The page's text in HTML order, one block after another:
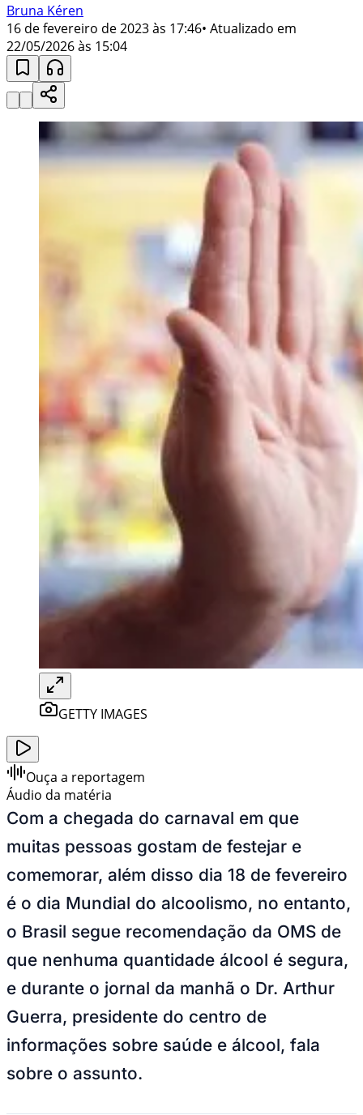
Bruna Kéren
16 de fevereiro de 2023 às 17:46• Atualizado em
22/05/2026 às 15:04
GETTY IMAGES
Ouça a reportagem
Áudio da matéria
Com a chegada do carnaval em que
muitas pessoas gostam de festejar e
comemorar, além disso dia 18 de fevereiro
é o dia Mundial do alcoolismo, no entanto,
o Brasil segue recomendação da OMS de
que nenhuma quantidade álcool é segura,
e durante o jornal da manhã o Dr. Arthur
Guerra, presidente do centro de
informações sobre saúde e álcool, fala
sobre o assunto.